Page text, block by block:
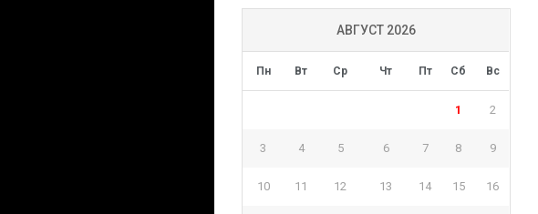
АВГУСТ 2026
Пн Вт Ср Чт Пт Сб Вс
1 2
3 4 5 6 7 8 9
10 11 12 13 14 15 16